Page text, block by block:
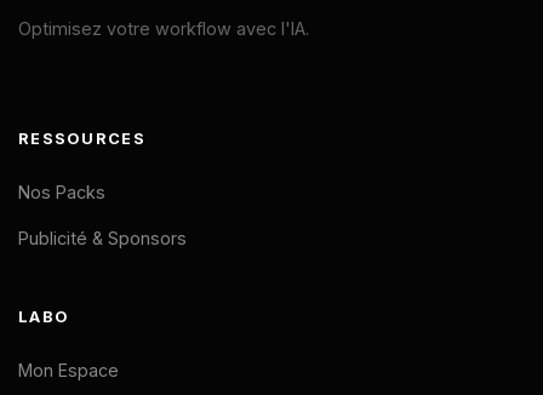
Optimisez votre workflow avec l'IA.
RESSOURCES
Nos Packs
Publicité & Sponsors
LABO
Mon Espace